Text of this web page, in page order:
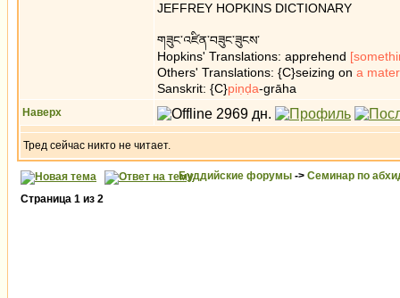
JEFFREY HOPKINS DICTIONARY
གཟུང་འཛིན་བཟུང་ཟུངས་
Hopkins' Translations: apprehend
Others' Translations: {C}seizing on a
Sanskrit: {C}piṇḍa-grāha
Наверх
Тред сейчас никто не читает.
Буддийские форумы -> Семинар по
Страница 1 из 2